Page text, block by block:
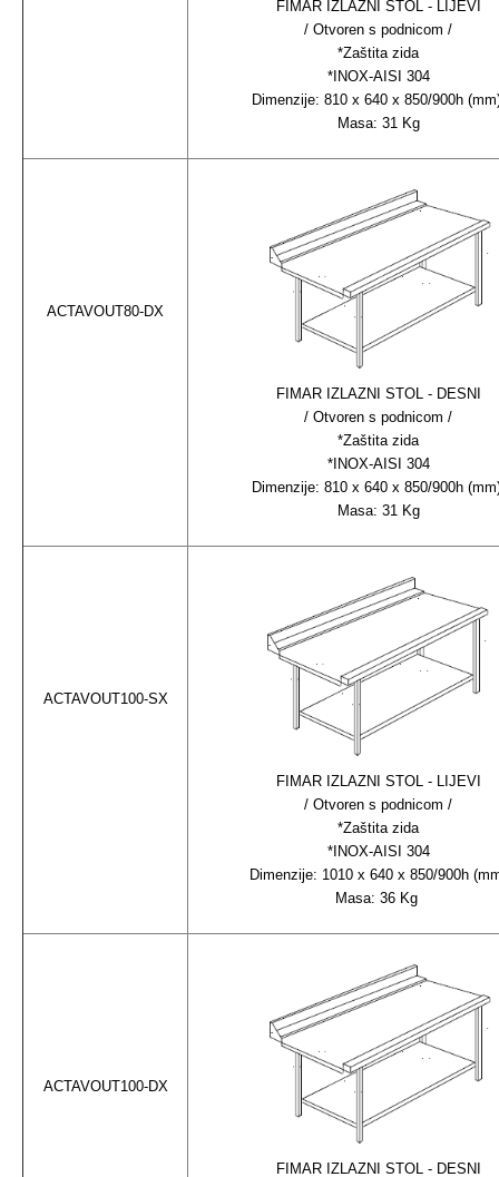
FIMAR IZLAZNI STOL - LIJEVI
/ Otvoren s podnicom /
*Zaštita zida
*INOX-AISI 304
Dimenzije: 810 x 640 x 850/900h
Masa: 31 Kg
ACTAVOUT80-DX
FIMAR IZLAZNI STOL - DESNI
/ Otvoren s podnicom /
*Zaštita zida
*INOX-AISI 304
Dimenzije: 810 x 640 x 850/900h
Masa: 31 Kg
ACTAVOUT100-SX
FIMAR IZLAZNI STOL - LIJEVI
/ Otvoren s podnicom /
*Zaštita zida
*INOX-AISI 304
Dimenzije: 1010 x 640 x 850/900h
Masa: 36 Kg
ACTAVOUT100-DX
FIMAR IZLAZNI STOL - DESNI